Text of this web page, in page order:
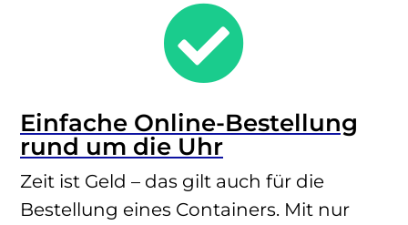

Einfache Online-Bestellung
rund um die Uhr
Zeit ist Geld – das gilt auch für die
Bestellung eines Containers. Mit nur